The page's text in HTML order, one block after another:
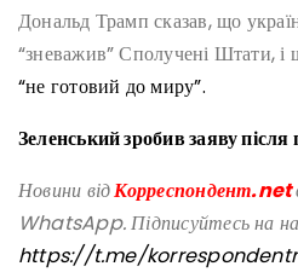
Дональд Трамп сказав, що
“зневажив” Сполучені Штати,
“не готовий до миру”.
Зеленський зробив заяву
Новини відКорреспондент.net
WhatsApp. Підписуйтесь на
https://t.me/